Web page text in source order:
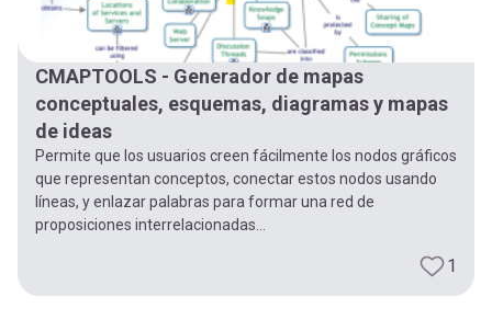
entrar
mi
cuenta
CMAPTOOLS - Generador de mapas
conceptuales, esquemas, diagramas y mapas
de ideas
Permite que los usuarios creen fácilmente los nodos gráficos
que representan conceptos, conectar estos nodos usando
líneas, y enlazar palabras para formar una red de
proposiciones interrelacionadas...
1